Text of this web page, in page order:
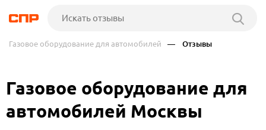
Газовое оборудование для автомобилей — Отзывы
Газовое оборудование для
автомобилей Москвы